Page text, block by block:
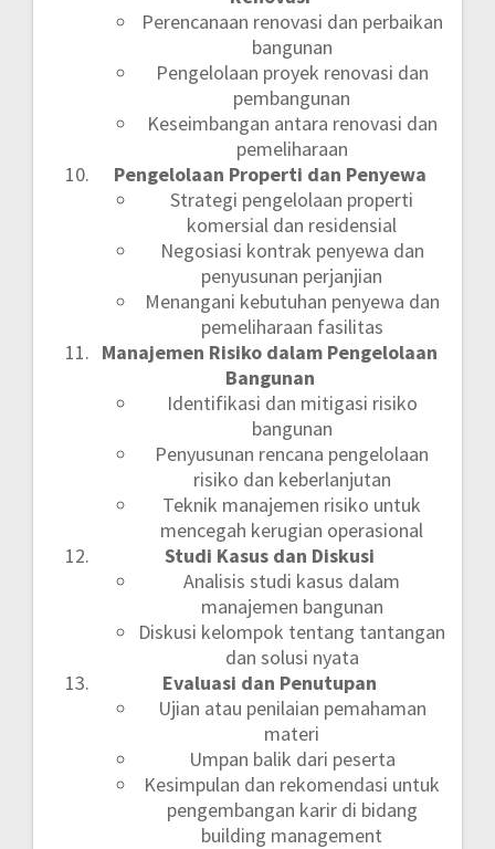
Perencanaan renovasi dan perbaikan
bangunan
Pengelolaan proyek renovasi dan
pembangunan
Keseimbangan antara renovasi dan
pemeliharaan
Pengelolaan Properti dan Penyewa
Strategi pengelolaan properti
komersial dan residensial
Negosiasi kontrak penyewa dan
penyusunan perjanjian
Menangani kebutuhan penyewa dan
pemeliharaan fasilitas
Manajemen Risiko dalam Pengelolaan
Bangunan
Identifikasi dan mitigasi risiko
bangunan
Penyusunan rencana pengelolaan
risiko dan keberlanjutan
Teknik manajemen risiko untuk
mencegah kerugian operasional
Studi Kasus dan Diskusi
Analisis studi kasus dalam
manajemen bangunan
Diskusi kelompok tentang tantangan
dan solusi nyata
Evaluasi dan Penutupan
Ujian atau penilaian pemahaman
materi
Umpan balik dari peserta
Kesimpulan dan rekomendasi untuk
pengembangan karir di bidang
building management